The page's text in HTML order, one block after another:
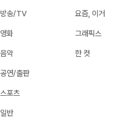
방송/TV
영화
음악
공연/출판
스포츠
일반
요즘, 이거
그래픽스
한 컷